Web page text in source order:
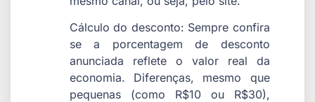
Cálculo do desconto: Sempre confira
se a porcentagem de desconto
anunciada reflete o valor real da
economia. Diferenças, mesmo que
pequenas (como R$10 ou R$30),